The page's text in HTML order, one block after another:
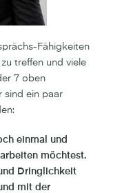
Fähigkeiten
treffen und viele
7 oben
sind ein paar
einmal und
möchtest.
Dringlichkeit
mit der